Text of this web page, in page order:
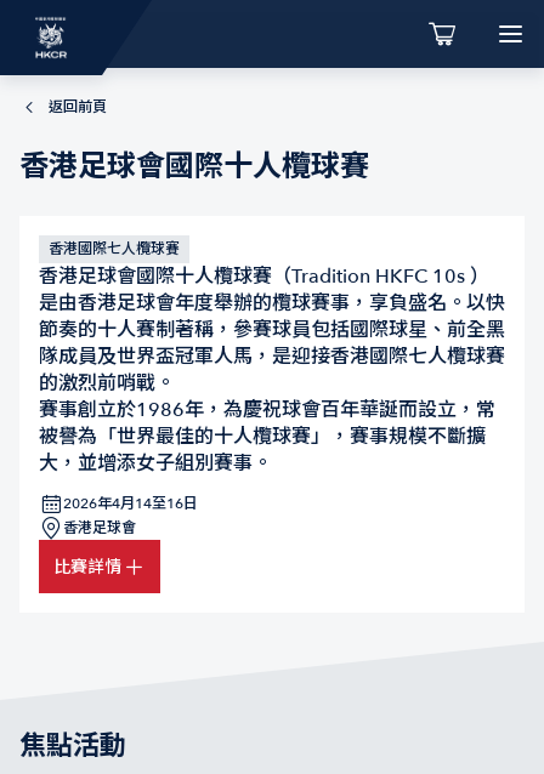
返回前頁
香港足球會國際十人欖球賽
香港國際七人欖球賽
香港足球會國際十人欖球賽（Tradition HKFC 10s ）
是由香港足球會年度舉辦的欖球賽事，享負盛名。以快
節奏的十人賽制著稱，參賽球員包括國際球星、前全黑
隊成員及世界盃冠軍人馬，是迎接香港國際七人欖球賽
的激烈前哨戰。
賽事創立於1986年，為慶祝球會百年華誕而設立，常
被譽為「世界最佳的十人欖球賽」，賽事規模不斷擴
大，並增添女子組別賽事。
2026年4月14至16日
香港足球會
比賽詳情
焦點活動